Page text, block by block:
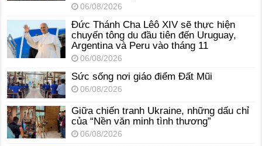
06/08/2026
Đức Thánh Cha Lêô XIV sẽ thực hiện
chuyến tông du đầu tiên đến Uruguay,
Argentina và Peru vào tháng 11
06/08/2026
Sức sống nơi giáo điểm Đất Mũi
06/08/2026
Giữa chiến tranh Ukraine, những dấu chỉ
của “Nền văn minh tình thương”
06/08/2026